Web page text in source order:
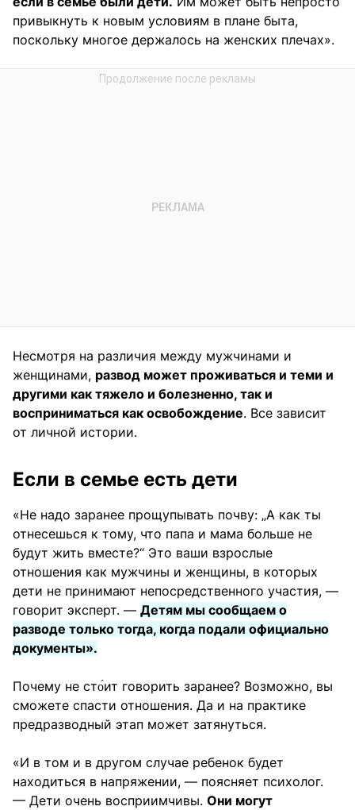
привыкнуть к новым условиям в плане быта,
поскольку многое держалось на женских плечах».
Несмотря на различия между мужчинами и
женщинами, развод может проживаться и теми и
другими как тяжело и болезненно, так и
восприниматься как освобождение. Все зависит
от личной истории.
Если в семье есть дети
«Не надо заранее прощупывать почву: „А как ты
отнесешься к тому, что папа и мама больше не
будут жить вместе?“ Это ваши взрослые
отношения как мужчины и женщины, в которых
дети не принимают непосредственного участия, —
говорит эксперт. — Детям мы сообщаем о
разводе только тогда, когда подали официально
документы».
Почему не сто́ит говорить заранее? Возможно, вы
сможете спасти отношения. Да и на практике
предразводный этап может затянуться.
«И в том и в другом случае ребенок будет
находиться в напряжении, — поясняет психолог.
— Дети очень восприимчивы. Они могут